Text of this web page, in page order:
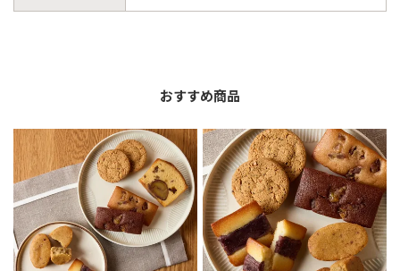
おすすめ商品